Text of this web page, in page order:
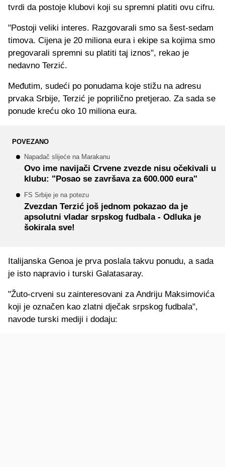
tvrdi da postoje klubovi koji su spremni platiti ovu cifru.
"Postoji veliki interes. Razgovarali smo sa šest-sedam
timova. Cijena je 20 miliona eura i ekipe sa kojima smo
pregovarali spremni su platiti taj iznos", rekao je
nedavno Terzić.
Međutim, sudeći po ponudama koje stižu na adresu
prvaka Srbije, Terzić je poprilično pretjerao. Za sada se
ponude kreću oko 10 miliona eura.
POVEZANO
Napadač slijeće na Marakanu
Ovo ime navijači Crvene zvezde nisu očekivali u
klubu: "Posao se završava za 600.000 eura"
FS Srbije je na potezu
Zvezdan Terzić još jednom pokazao da je
apsolutni vladar srpskog fudbala - Odluka je
šokirala sve!
Italijanska Genoa je prva poslala takvu ponudu, a sada
je isto napravio i turski Galatasaray.
"Žuto-crveni su zainteresovani za Andriju Maksimovića
koji je označen kao zlatni dječak srpskog fudbala",
navode turski mediji i dodaju: